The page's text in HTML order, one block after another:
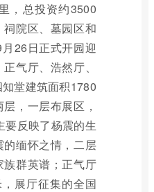
，总投资约3500
院区、墓园区和
26日正式开园迎
气厅、浩然厅、
堂建筑面积1780
，一层布展区，
要反映了杨震的生
缅怀之情，二层
群英谱；正气厅
展厅征集的全国